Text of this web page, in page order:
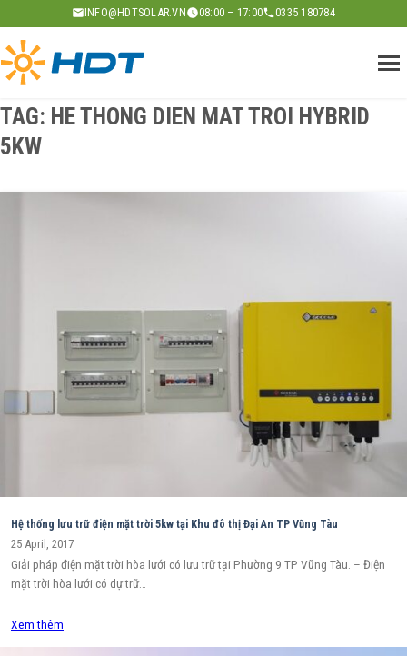
to
content
INFO@HDTSOLAR.VN 08:00 – 17:00 0335 180784
TAG: HE THONG DIEN MAT TROI HYBRID
5KW
Hệ thống lưu trữ điện mặt trời 5kw tại Khu đô thị Đại An TP Vũng Tàu
25 April, 2017
Giải pháp điện mặt trời hòa lưới có lưu trữ tại Phường 9 TP Vũng Tàu. – Điện
mặt trời hòa lưới có dự trữ…
Xem thêm